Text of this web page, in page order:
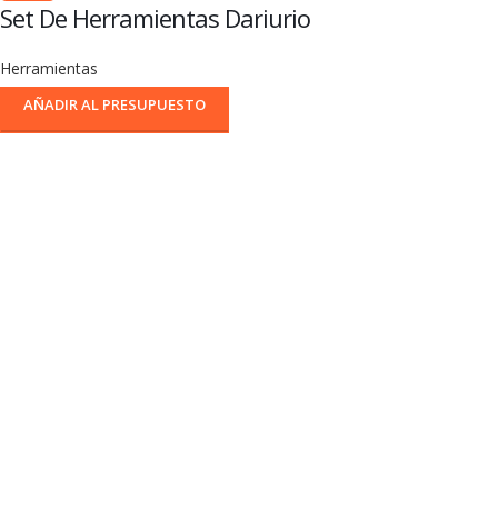
Set De Herramientas Dariurio
Herramientas
AÑADIR AL PRESUPUESTO